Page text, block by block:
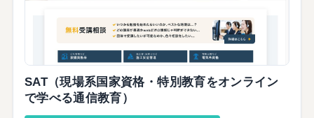
SAT（現場系国家資格・特別教育をオンライン
で学べる通信教育）